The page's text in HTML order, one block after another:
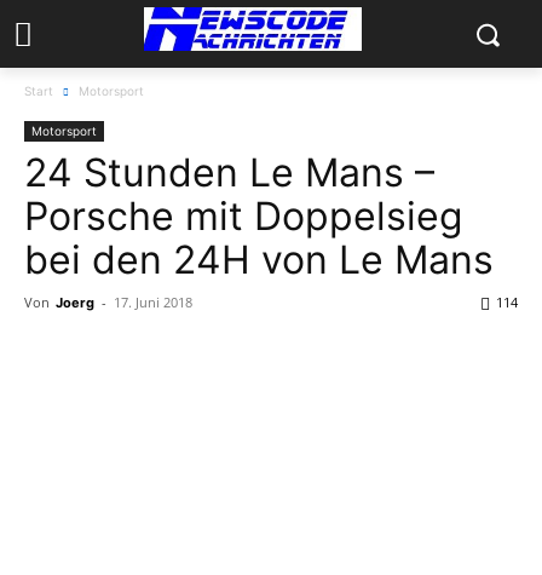
Start Motorsport
Motorsport
24 Stunden Le Mans –
Porsche mit Doppelsieg
bei den 24H von Le Mans
Von Joerg - 17. Juni 2018 114